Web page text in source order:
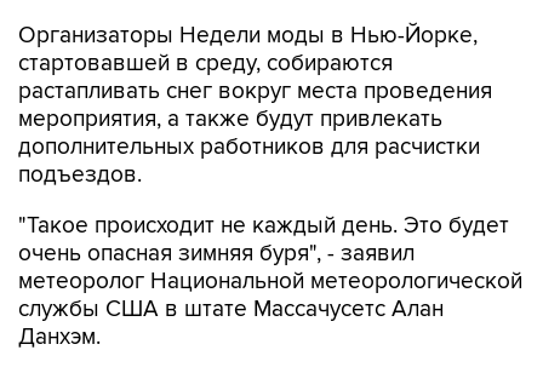
Организаторы Недели моды в Нью-Йорке,
стартовавшей в среду, собираются
растапливать снег вокруг места проведения
мероприятия, а также будут привлекать
дополнительных работников для расчистки
подъездов.
"Такое происходит не каждый день. Это будет
очень опасная зимняя буря", - заявил
метеоролог Национальной метеорологической
службы США в штате Массачусетс Алан
Данхэм.